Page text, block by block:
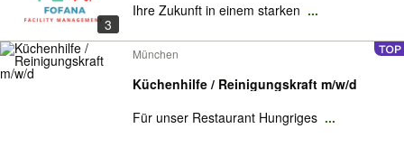
Anzeige aufgeben
3
Ihre Zukunft in einem starken ...
München
Küchenhilfe / Reinigungskraft m/w/d
Für unser Restaurant Hungriges ...